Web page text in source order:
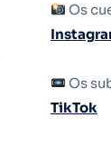
Os
Os
TikTok